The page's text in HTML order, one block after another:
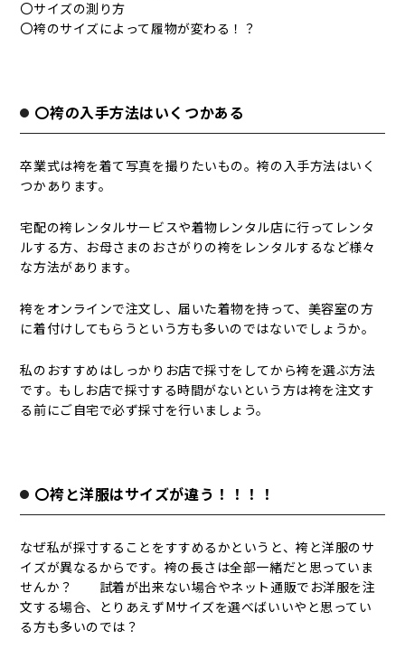
〇サイズの測り方
〇袴のサイズによって履物が変わる！？
〇袴の入手方法はいくつかある
卒業式は袴を着て写真を撮りたいもの。袴の入手方法はいく
つかあります。
宅配の袴レンタルサービスや着物レンタル店に行ってレンタ
ルする方、お母さまのおさがりの袴をレンタルするなど様々
な方法があります。
袴をオンラインで注文し、届いた着物を持って、美容室の方
に着付けしてもらうという方も多いのではないでしょうか。
私のおすすめはしっかりお店で採寸をしてから袴を選ぶ方法
です。もしお店で採寸する時間がないという方は袴を注文す
る前にご自宅で必ず採寸を行いましょう。
〇袴と洋服はサイズが違う！！！！
なぜ私が採寸することをすすめるかというと、袴と洋服のサ
イズが異なるからです。袴の長さは全部一緒だと思っていま
せんか？ 試着が出来ない場合やネット通販でお洋服を注
文する場合、とりあえずMサイズを選べばいいやと思ってい
る方も多いのでは？